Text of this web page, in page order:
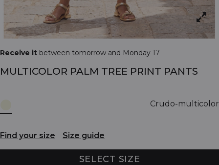
Receive it between tomorrow and Monday 17
MULTICOLOR PALM TREE PRINT PANTS
Crudo-multicolor
Find your size Size guide
SELECT SIZE